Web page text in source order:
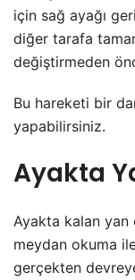
için sağ ayağı
diğer tarafa
değiştirmeden
Bu hareketi bir
yapabilirsiniz.
Ayakta
Ayakta kalan yan
meydan okuma
gerçekten